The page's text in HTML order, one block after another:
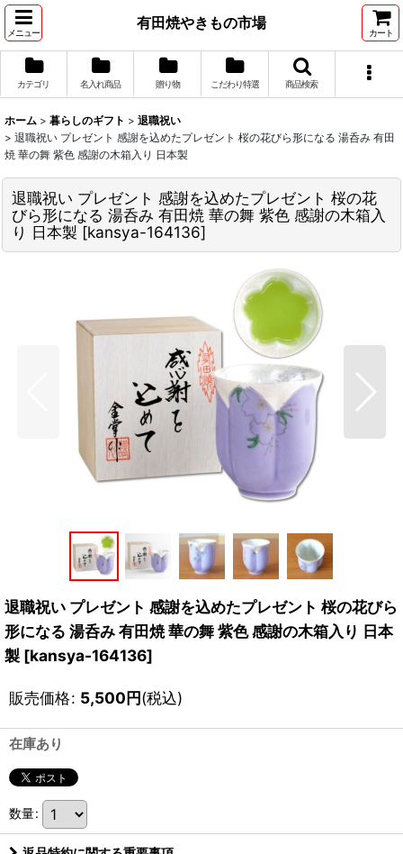
メニュー
有田焼やきもの市場
カート
カテゴリ 名入れ商品 贈り物 こだわり特選 商品検索
ホーム > 暮らしのギフト > 退職祝い
> 退職祝い プレゼント 感謝を込めたプレゼント 桜の花びら形になる 湯呑み 有田
焼 華の舞 紫色 感謝の木箱入り 日本製
退職祝い プレゼント 感謝を込めたプレゼント 桜の花
びら形になる 湯呑み 有田焼 華の舞 紫色 感謝の木箱入
り 日本製 [kansya-164136]
退職祝い プレゼント 感謝を込めたプレゼント 桜の花びら
形になる 湯呑み 有田焼 華の舞 紫色 感謝の木箱入り 日本
製 [kansya-164136]
販売価格: 5,500円(税込)
在庫あり
数量: